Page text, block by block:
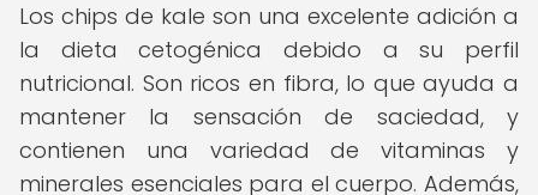
Los chips de kale son una excelente adición a
la dieta cetogénica debido a su perfil
nutricional. Son ricos en fibra, lo que ayuda a
mantener la sensación de saciedad, y
contienen una variedad de vitaminas y
minerales esenciales para el cuerpo. Además,